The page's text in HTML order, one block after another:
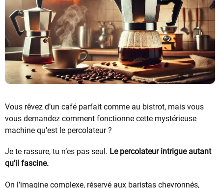
Vous rêvez d’un café parfait comme au bistrot, mais vous
vous demandez comment fonctionne cette mystérieuse
machine qu’est le percolateur ?
Je te rassure, tu n’es pas seul. Le percolateur intrigue autant
qu’il fascine.
On l’imagine complexe, réservé aux baristas chevronnés,